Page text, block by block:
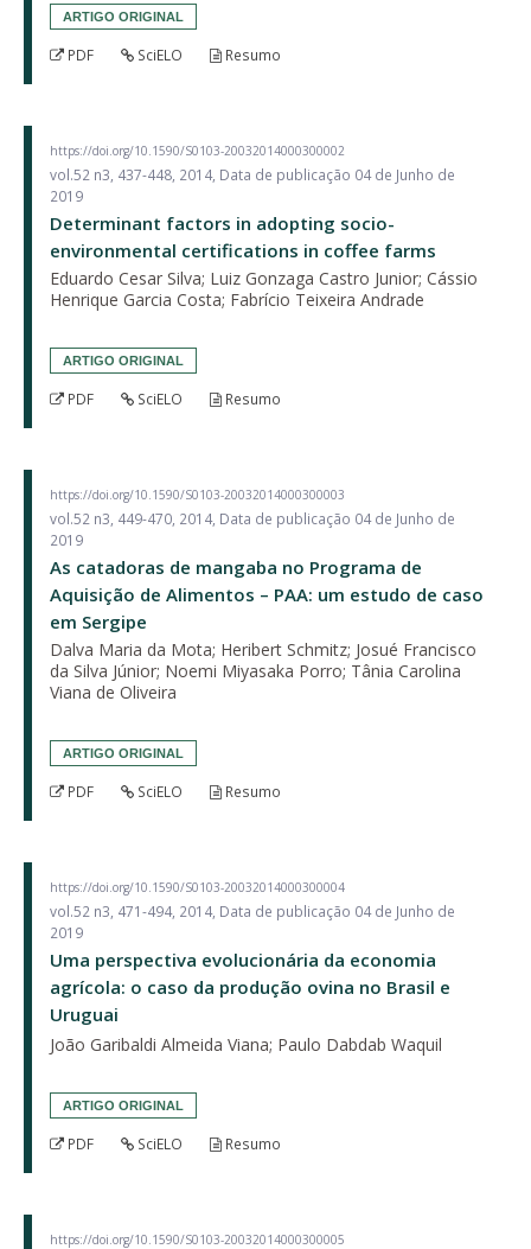
ARTIGO ORIGINAL
PDF SciELO Resumo
https://doi.org/10.1590/S0103-20032014000300002
vol.52 n3, 437-448, 2014, Data de publicação 04 de Junho de
2019
Determinant factors in adopting socio-
environmental certifications in coffee farms
Eduardo Cesar Silva; Luiz Gonzaga Castro Junior; Cássio
Henrique Garcia Costa; Fabrício Teixeira Andrade
ARTIGO ORIGINAL
PDF SciELO Resumo
https://doi.org/10.1590/S0103-20032014000300003
vol.52 n3, 449-470, 2014, Data de publicação 04 de Junho de
2019
As catadoras de mangaba no Programa de
Aquisição de Alimentos – PAA: um estudo de caso
em Sergipe
Dalva Maria da Mota; Heribert Schmitz; Josué Francisco
da Silva Júnior; Noemi Miyasaka Porro; Tânia Carolina
Viana de Oliveira
ARTIGO ORIGINAL
PDF SciELO Resumo
https://doi.org/10.1590/S0103-20032014000300004
vol.52 n3, 471-494, 2014, Data de publicação 04 de Junho de
2019
Uma perspectiva evolucionária da economia
agrícola: o caso da produção ovina no Brasil e
Uruguai
João Garibaldi Almeida Viana; Paulo Dabdab Waquil
ARTIGO ORIGINAL
PDF SciELO Resumo
https://doi.org/10.1590/S0103-20032014000300005